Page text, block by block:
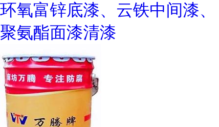
环氧富锌底漆、云铁中间漆、
聚氨酯面漆清漆